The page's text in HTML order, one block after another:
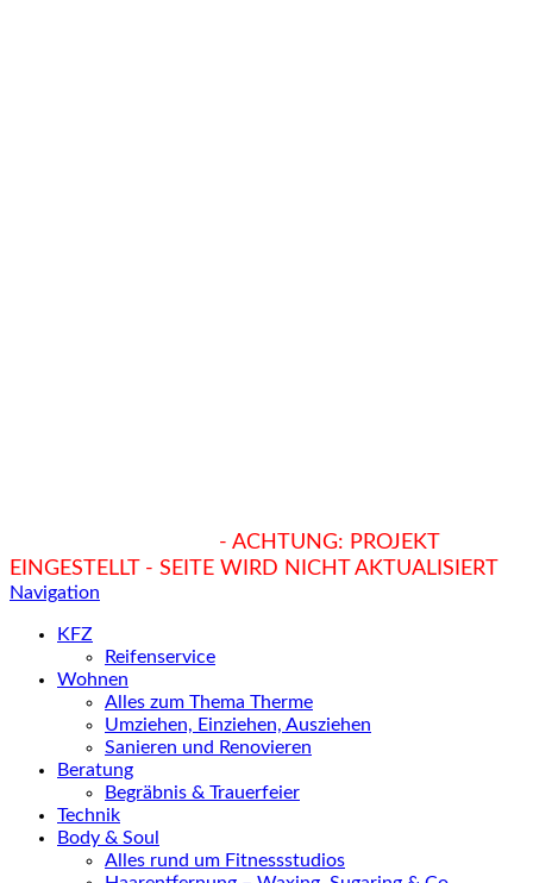
- ACHTUNG: PROJEKT
EINGESTELLT - SEITE WIRD NICHT AKTUALISIERT
Navigation
KFZ
Reifenservice
Wohnen
Alles zum Thema Therme
Umziehen, Einziehen, Ausziehen
Sanieren und Renovieren
Beratung
Begräbnis & Trauerfeier
Technik
Body & Soul
Alles rund um Fitnessstudios